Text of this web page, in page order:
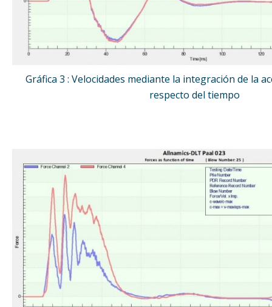
Gráfica 3 : Velocidades mediante la integración de la
respecto del tiempo